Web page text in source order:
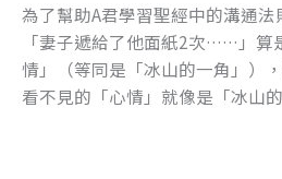
為了幫助A君學習聖經中的溝通
「妻子遞給了他面紙2次……」算
情」（等同是「冰山的一角」）
看不見的「心情」就像是「冰山